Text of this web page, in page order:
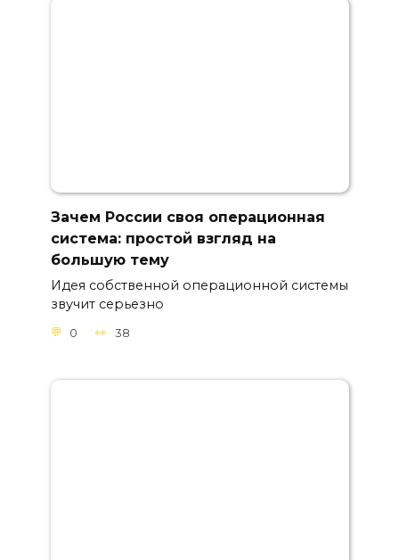
Зачем России своя операционная
система: простой взгляд на
большую тему
Идея собственной операционной системы
звучит серьезно
0 38